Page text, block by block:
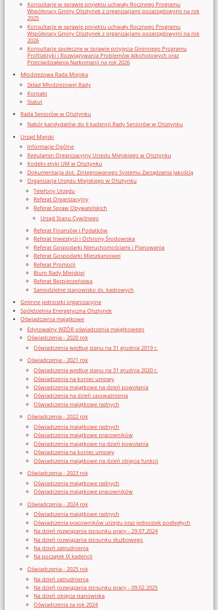
Konsultacje w sprawie projektu uchwały Rocznego Programu
Współpracy Gminy Olsztynek z organizacjami pozarządowymi na rok
2025
Konsultacje w sprawie projektu uchwały Rocznego Programu
Współpracy Gminy Olsztynek z organizacjami pozarządowymi na rok
2026
Konsultacje społeczne w sprawie przyjęcia Gminnego Programu
Profilaktyki i Rozwiązywania Problemów Alkoholowych oraz
Przeciwdziałania Narkomanii na rok 2026
Młodzieżowa Rada Miejska
Skład Młodzieżowej Rady
Kontakt
Statut
Rada Seniorów w Olsztynku
Nabór kandydatów do II kadencji Rady Seniorów w Olsztynku
Urząd Miejski
Informacje Ogólne
Regulamin Organizacyjny Urzedu Miejskiego w Olsztynku
Kodeks etyki UM w Olsztynku
Dokumentacja dot. Zintegrowanego Systemu Zarządzania Jakością
Organizacja Urzędu Miejskiego w Olsztynku
Telefony Urzędu
Referat Organizacyjny
Referat Spraw Obywatelskich
Urząd Stanu Cywilnego
Referat Finansów i Podatków
Referat Inwestycji i Ochrony Środowiska
Referat Gospodarki Nieruchomościami i Planowania
Referat Gospodarki Mieszkaniowej
Referat Promocji
Biuro Rady Miejskiej
Referat Bezpieczeństwa
Samodzielne stanowisko ds. kadrowych
Gminne jednostki organizacyjne
Spółdzielnia Energetyczna Olsztynek
Oświadczenia majątkowe
Edytowalny WZÓR oświadczenia majątkowego
Oświadczenia - 2020 rok
Oświadczenia według stanu na 31 grudnia 2019 r.
Oświadczenia - 2021 rok
Oświadczenia według stanu na 31 grudnia 2020 r.
Oświadczenia na koniec umowy
Oświadczenia majątkowe na dzień powołania
Oświadczenia na dzień upoważnienia
Oświadczenia majątkowe radnych
Oświadczenia - 2022 rok
Oświadczenia majątkowe radnych
Oświadczenia majątkowe pracowników
Oświadczenia majątkowe na dzień powołania
Oświadczenia na koniec umowy
Oświadczenia majątkowe na dzień objęcia funkcji
Oświadczenia - 2023 rok
Oświadczenia majątkowe radnych
Oświadczenia majątkowe pracowników
Oświadczenia - 2024 rok
Oświadczenia majątkowe radnych
Oświadczenia pracowników urzędu oraz jednostek podległych
Na dzień rozwiązania stosunku pracy - 29.07.2024
Na dzień rozwiązania stosunku służbowego
Na dzień zatrudnienia
Na początek IX kadencji
Oświadczenia - 2025 rok
Na dzień zatrudnienia
Na dzień rozwiązania stosunku pracy - 09.02.2025
Na dzień objęcia stanowiska
Oświadczenia za rok 2024